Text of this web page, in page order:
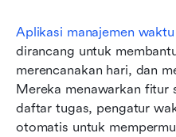
Aplikasi manajemen waktu
dirancang untuk
merencanakan hari, dan
Mereka menawarkan fitur
daftar tugas, pengatur
otomatis untuk